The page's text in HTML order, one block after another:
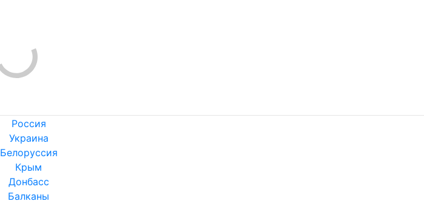
Россия
Украина
Белоруссия
Крым
Донбасс
Балканы